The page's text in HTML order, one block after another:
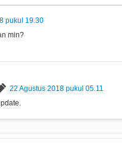
pukul 19.30
min?
22 Agustus 2018 pukul 05.11